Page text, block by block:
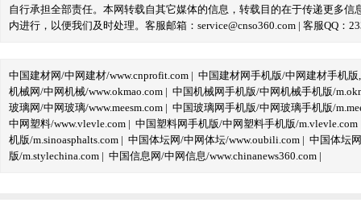
自行承担全部责任。本网转载自其它媒体的信息，转载目的在于传递更多
内进行，以便我们及时处理。客服邮箱：service@cnso360.com | 客服QQ：
中国建材网/中网建材/www.cnprofit.com | 中国建材网手机版/中网建材手机版
机械网/中网机械/www.okmao.com | 中国机械网手机版/中网机械手机版/
玻璃网/中网玻璃/www.meesm.com | 中国玻璃网手机版/中网玻璃手机版/
中网塑料/www.vlevle.com | 中国塑料网手机版/中网塑料手机版/m.vlevle.com
机版/m.sinoasphalts.com | 中国体坛网/中网体坛/www.oubili.com | 中国体坛
版/m.stylechina.com | 中国信息网/中网信息/www.chinanews360.com |